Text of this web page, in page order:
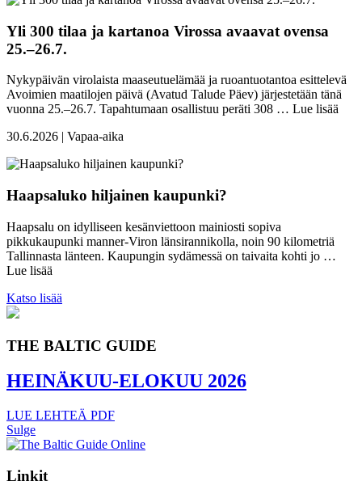
Yli 300 tilaa ja kartanoa Virossa avaavat ovensa
25.–26.7.
Nykypäivän virolaista maaseutuelämää ja ruoantuotantoa esittelevä
Avoimien maatilojen päivä (Avatud Talude Päev) järjestetään tänä
vuonna 25.–26.7. Tapahtumaan osallistuu peräti 308 … Lue lisää
30.6.2026 | Vapaa-aika
Haapsaluko hiljainen kaupunki?
Haapsalu on idylliseen kesänviettoon mainiosti sopiva
pikkukaupunki manner-Viron länsirannikolla, noin 90 kilometriä
Tallinnasta länteen. Kaupungin sydämessä on taivaita kohti jo …
Lue lisää
Katso lisää
THE BALTIC GUIDE
HEINÄKUU-ELOKUU 2026
LUE LEHTEÄ PDF
Sulge
Linkit